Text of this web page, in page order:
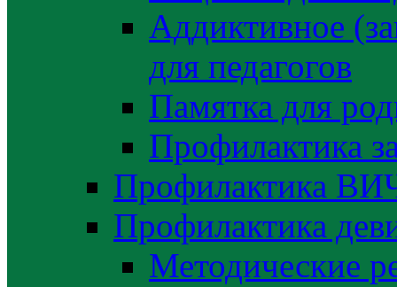
Аддиктивное
для педагогов
Памятка для
Профилактика
Профилактика
Профилактика
Методические